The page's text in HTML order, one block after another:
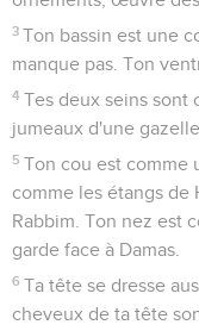
3 Ton bassin est une
manque pas. Ton
4 Tes deux seins sont
jumeaux d'une gazelle.
5 Ton cou est comme
comme les étangs de
Rabbim. Ton nez est
garde face à Damas.
6 Ta tête se dresse
cheveux de ta tête